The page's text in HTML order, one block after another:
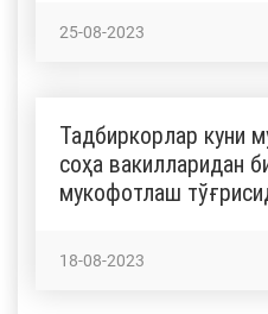
25-08-2023
Тадбиркорлар куни
соҳа вакилларидан
мукофотлаш
18-08-2023